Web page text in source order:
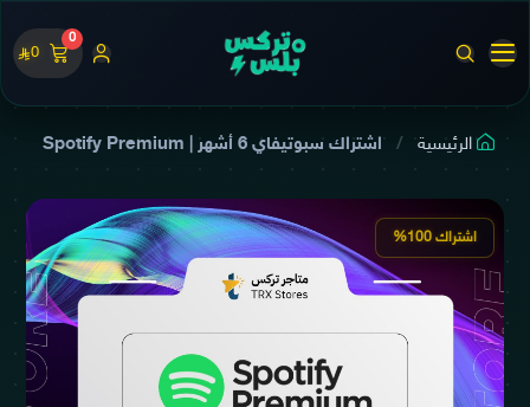
0
0
الرئيسية اشتراك سبوتيفاي 6 أشهر | Spotify Premium
اشتراك 100%